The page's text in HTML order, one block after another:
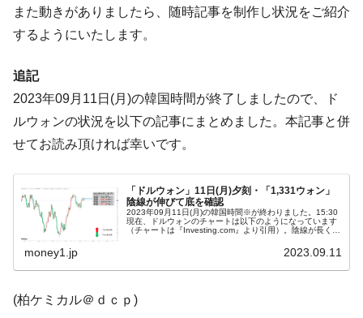
にぶん殴る法案」提出！⇒ クーパン問題は合衆国企業に対
する差別。許してはおかぬ
他人事のような発言。
『Money1』
韓国半導体『SKハイニックス』2026年2Qの
業績「史上最高益」当期純利益は前年同期比13.4倍に。
『Money1』
韓国･加徳島新国際空港「またも暗礁」の危
『Money1』
【速報】韓国株式市場の暴落・本日07月29
日(水)もサイドカー・サーキットブレイカーの二段コンボ
発動！
『Money1』
IT産業は人を雇用する効果は低い。全産業の
半分未満しか雇用を生まない
『Money1』
韓国「株式市場が賭博場のように変質した
また動きがありましたら、随時記事を制作し状況をご紹介
するようにいたします。
追記
2023年09月11日(月)の韓国時間が終了しましたので、ド
ルウォンの状況を以下の記事にまとめました。本記事と併
せてお読み頂ければ幸いです。
「ドルウォン」11日(月)夕刻・「1,331ウォン」
陰線が伸びて底を確認
2023年09月11日(月)の韓国時間※が終わりました。15:30
現在、ドルウォンのチャートは以下のようになっています
（チャートは『Investing.com』より引用）。陰線が長くな
money1.jp 2023.09.11
(柏ケミカル＠ｄｃｐ)